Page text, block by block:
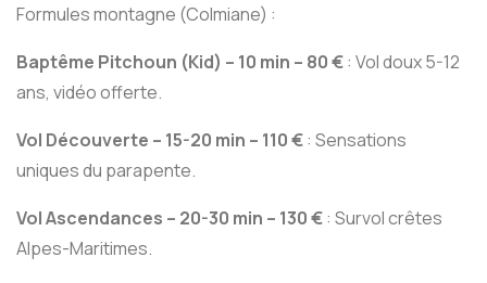
Formules montagne (Colmiane) :
Baptême Pitchoun (Kid) – 10 min – 80 €: Vol doux 5-12
ans, vidéo offerte.
Vol Découverte – 15-20 min – 110 €: Sensations
uniques du parapente.
Vol Ascendances – 20-30 min – 130 €: Survol crêtes
Alpes-Maritimes.